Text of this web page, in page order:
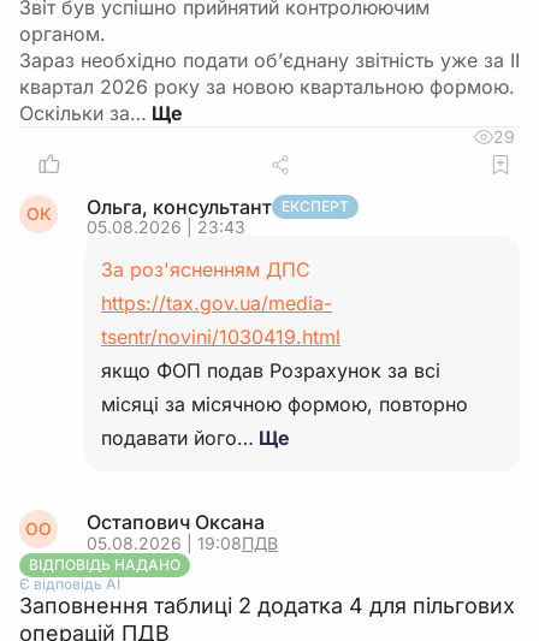
Звіт був успішно прийнятий контролюючим
органом.
Зараз необхідно подати об’єднану звітність уже за ІІ
квартал 2026 року за новою квартальною формою.
Оскільки за…
29
ОК Ольга, консультант ЕКСПЕРТ
05.08.2026 | 23:43
За роз'ясненням ДПС
https://tax.gov.ua/media-
tsentr/novini/1030419.html
якщо ФОП подав Розрахунок за всі
місяці за місячною формою, повторно
подавати його… Ще
ОО Остапович Оксана
05.08.2026 | 19:08ПДВ
ВІДПОВІДЬ НАДАНО
Є відповідь АІ
Заповнення таблиці 2 додатка 4 для пільгових
операцій ПДВ